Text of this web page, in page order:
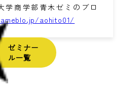
学商学部青木ゼミのブロ
aohito01/
ゼミナー
ル一覧